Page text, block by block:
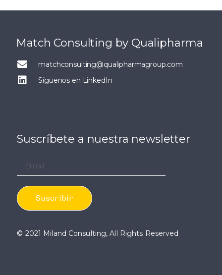
Match Consulting by Qualipharma
matchconsulting@qualipharmagroup.com
Síguenos en LinkedIn
Suscríbete a nuestra newsletter
© 2021 Miland Consulting, All Rights Reserved